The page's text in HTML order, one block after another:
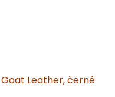
Leather, černé